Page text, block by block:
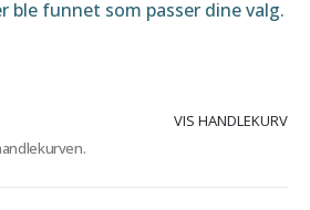
ble funnet som passer dine valg.
VIS HANDLEKURV